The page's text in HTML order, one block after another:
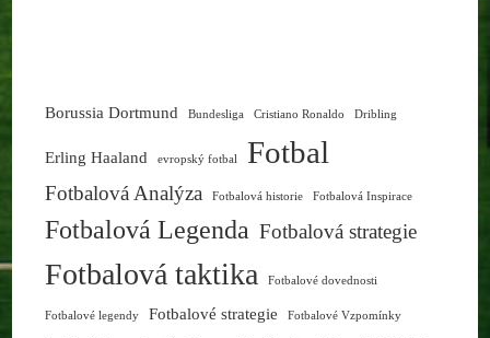
Borussia Dortmund Bundesliga Cristiano Ronaldo Dribling
Erling Haaland evropský fotbal Fotbal
Fotbalová Analýza Fotbalová historie Fotbalová Inspirace
Fotbalová Legenda Fotbalová strategie
Fotbalová taktika Fotbalové dovednosti
Fotbalové legendy Fotbalové strategie Fotbalové Vzpomínky